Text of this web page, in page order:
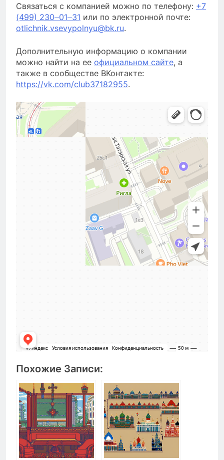
Связаться с компанией можно по телефону: +7
(499) 230‒01‒31 или по электронной почте:
otlichnik.vsevypolnyu@bk.ru.
Дополнительную информацию о компании
можно найти на ее официальном сайте, а
также в сообществе ВКонтакте:
https://vk.com/club37182955.
Похожие Записи: